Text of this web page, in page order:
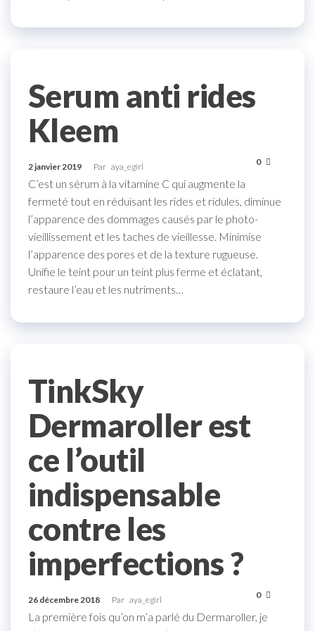
Serum anti rides
Kleem
2 janvier 2019 Par aya_egirl 0
C’est un sérum à la vitamine C qui augmente la
fermeté tout en réduisant les rides et ridules, diminue
l’apparence des dommages causés par le photo-
vieillissement et les taches de vieillesse. Minimise
l’apparence des pores et de la texture rugueuse.
Unifie le teint pour un teint plus ferme et éclatant,
restaure l’eau et les nutriments…
TinkSky
Dermaroller est
ce l’outil
indispensable
contre les
imperfections ?
26 décembre 2018 Par aya_egirl 0
La première fois qu’on m’a parlé du Dermaroller, je